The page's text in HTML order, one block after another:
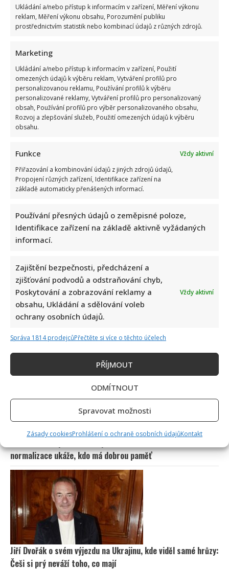
Ukládání a/nebo přístup k informacím v zařízení, Měření výkonu
reklam, Měření výkonu obsahu, Porozumění publiku
prostřednictvím statistik nebo kombinací údajů z různých zdrojů.
Marketing
Ukládání a/nebo přístup k informacím v zařízení, Použití
omezených údajů k výběru reklam, Vytváření profilů pro
personalizovanou reklamu, Používání profilů k výběru
personalizované reklamy, Vytváření profilů pro personalizovaný
obsah, Používání profilů pro výběr personalizovaného obsahu,
Rozvoj a zlepšování služeb, Použití omezených údajů k výběru
obsahu.
Funkce
Vždy aktivní
Přiřazování a kombinování údajů z jiných zdrojů údajů,
Propojení různých zařízení, Identifikace zařízení na
základě automaticky přenášených informací.
Používání přesných údajů o zeměpisné poloze,
Identifikace zařízení na základě aktivně vyžádaných
informací.
Zajištění bezpečnosti, předcházení a
zjišťování podvodů a odstraňování chyb,
Poskytování a zobrazování reklamy a
obsahu, Ukládání a sdělování voleb
ochrany osobních údajů.
Vždy aktivní
Správa 1814 prodejcůPřečtěte si více o těchto účelech
PŘÍJMOUT
ODMÍTNOUT
Spravovat možnosti
Zásady cookiesProhlášení o ochraně osobních údajůKontakt
Václav Klaus se v televizi zastal Ruska: Jeho obhajoba a
kritika moderátorky rozdělila společnost
Vtip na adresu Tomia Okamury nepadl na úrodnou půdu:
Předseda Sněmovny ho nepochopil a akorát se ztrapnil
normalizace ukáže, kdo má dobrou paměť
Jiří Dvořák o svém výjezdu na Ukrajinu, kde viděl samé hrůzy:
Češi si prý neváží toho, co mají